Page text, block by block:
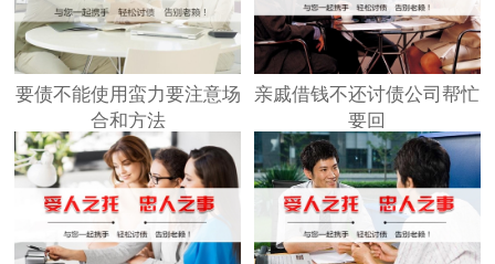
要债不能使用蛮力要注意场
合和方法
亲戚借钱不还讨债公司帮忙
要回